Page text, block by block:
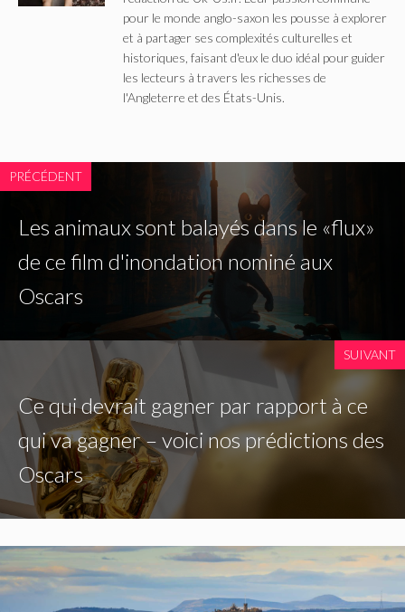
pour le monde anglo-saxon les pousse à explorer
et à partager ses complexités culturelles et
historiques, faisant d'eux le duo idéal pour guider
les lecteurs à travers les richesses de
l'Angleterre et des États-Unis.
PRÉCÉDENT
Les animaux sont balayés dans le «flux»
de ce film d'inondation nominé aux
Oscars
SUIVANT
Ce qui devrait gagner par rapport à ce
qui va gagner – voici nos prédictions des
Oscars